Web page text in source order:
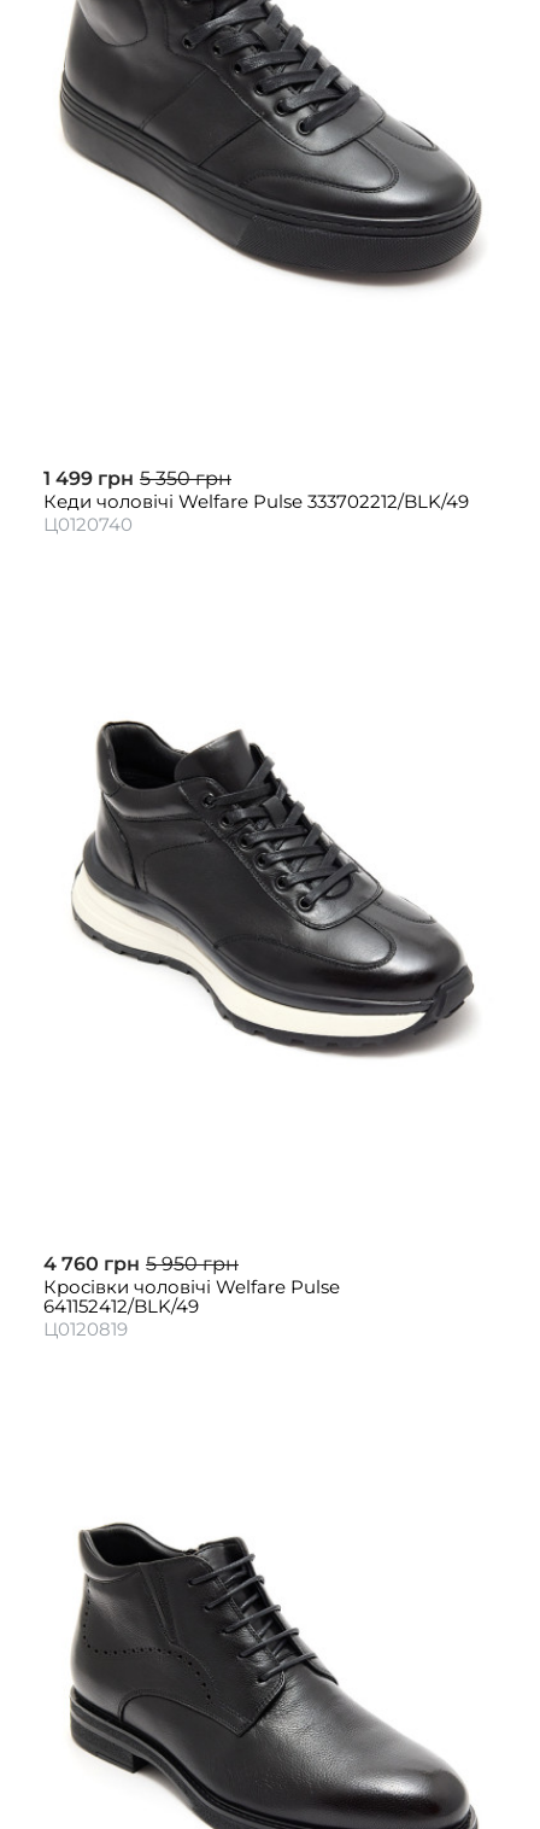
1 499 грн 5 350 грн
Кеди чоловічі Welfare Pulse 333702212/BLK/49
Ц0120740
4 760 грн 5 950 грн
Кросівки чоловічі Welfare Pulse
641152412/BLK/49
Ц0120819